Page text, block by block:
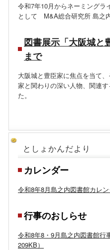
令和7年10月からネーミングラ
として M&A総合研究所 島之
図書展示「大阪城
まで
大阪城と豊臣家に焦点を当て
家と関わりの深い人物、関連
た。
としょかんだより
カレンダー
令和8年8月島之内図書館カレ
行事のおしらせ
令和8年8・9月島之内図書館行
209KB）